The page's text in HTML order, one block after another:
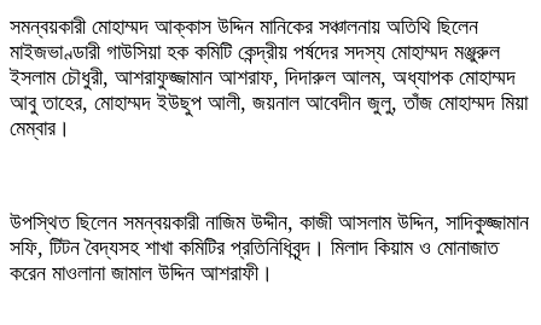
সমন্বয়কারী মোহাম্মদ আক্কাস উদ্দিন মানিকের সঞ্চালনায় অতিথি ছিলেন
মাইজভাণ্ডারী গাউসিয়া হক কমিটি কেন্দ্রীয় পর্ষদের সদস্য মোহাম্মদ মঞ্জুরুল
ইসলাম চৌধুরী, আশরাফুজ্জামান আশরাফ, দিদারুল আলম, অধ্যাপক মোহাম্মদ
আবু তাহের, মোহাম্মদ ইউছুপ আলী, জয়নাল আবেদীন জুলু, তাঁজ মোহাম্মদ মিয়া
মেম্বার।
উপস্থিত ছিলেন সমন্বয়কারী নাজিম উদ্দীন, কাজী আসলাম উদ্দিন, সাদিকুজ্জামান
সফি, টিটন বৈদ্যসহ শাখা কমিটির প্রতিনিধিবৃন্দ। মিলাদ কিয়াম ও মোনাজাত
করেন মাওলানা জামাল উদ্দিন আশরাফী।